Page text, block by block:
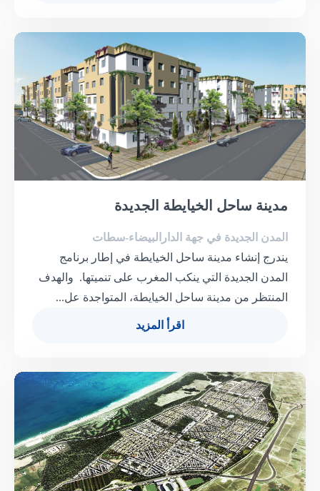
مدينة ساحل الخيايطة الجديدة
المدن الجديدة في جهة الدارالبيضاء-سطات
يندرج إنشاء مدينة ساحل الخيايطة في إطار برنامج
المدن الجديدة التي ينكب المغرب على تنميتها. والهدف
المنتظر من مدينة ساحل الخيايطة، المتواجدة عل...
اقرأ المزيد